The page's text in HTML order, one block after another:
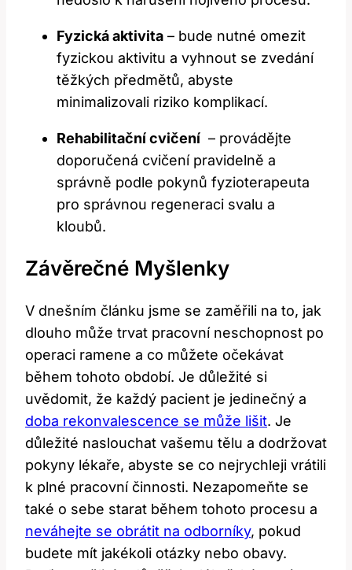
Fyzická aktivita – bude nutné omezit
fyzickou aktivitu a vyhnout se zvedání
těžkých předmětů, abyste
minimalizovali riziko komplikací.
Rehabilitační‍ cvičení ⁢ – provádějte ​
doporučená cvičení pravidelně a
správně podle pokynů fyzioterapeuta
pro ⁣správnou regeneraci svalu a
kloubů.
Závěrečné Myšlenky
V dnešním článku jsme se zaměřili na to, ⁣jak
dlouho může trvat pracovní neschopnost po
operaci ramene‍ a co můžete‌ očekávat
během tohoto období. Je důležité si
uvědomit,​ že každý pacient je​ jedinečný a
doba rekonvalescence se může lišit. Je
důležité⁣ naslouchat vašemu ⁢tělu a dodržovat
pokyny lékaře, abyste se⁢ co nejrychleji vrátili
k plné pracovní činnosti. Nezapomeňte se
také ​o ​sebe starat během tohoto ⁤procesu a
neváhejte se obrátit ‍na odborníky, pokud
budete‌ mít jakékoli⁣ otázky nebo obavy.